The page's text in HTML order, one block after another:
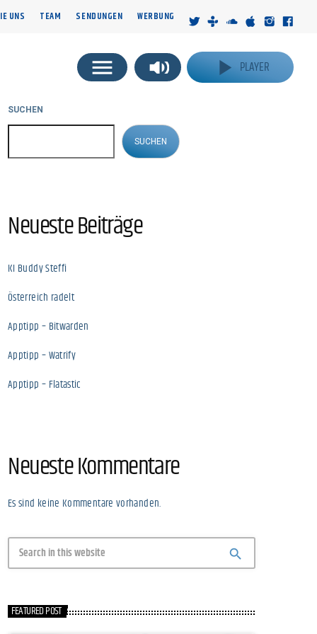
UNS TEAM SENDUNGEN WERBUNG
menu volume_up play_arrowPLAYER
SUCHEN
SUCHEN
Neueste Beiträge
KI Buddy Steffi
Österreich radelt
Apptipp – Bitwarden
Apptipp – Watrify
Apptipp – Flatastic
Neueste Kommentare
Es sind keine Kommentare vorhanden.
search
FEATURED POST